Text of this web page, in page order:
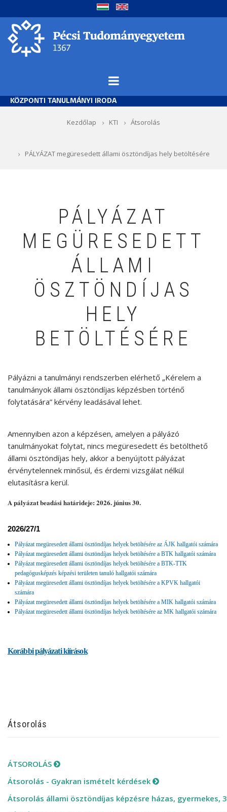
a
tartalomra
KÖZPONTI TANULMÁNYI IRODA
Kezdőlap KTI Átsorolás
PÁLYÁZAT megüresedett állami ösztöndíjas hely betöltésére
PÁLYÁZAT
MEGÜRESEDETT
ÁLLAMI
ÖSZTÖNDÍJAS
HELY
BETÖLTÉSÉRE
Pályázni a tanulmányi rendszerben elérhető „Kérelem a
tanulmányok állami ösztöndíjas képzésben történő
folytatására” kérvény leadásával lehet.
Amennyiben azon a képzésen, amelyen a pályázó
tanulmányokat folytat, nincs megüresedett és betölthető
állami ösztöndíjas hely, akkor a benyújtott pályázat
érvénytelennek minősül, és érdemi vizsgálat nélkül
elutasításra kerül.
A pályázat beadási határideje: 2026. június 30.
2026/27/1
Pályázat megüresedett állami ösztöndíjas helyek betöltésére az ÁJK hallgatói számára
Pályázat megüresedett állami ösztöndíjas helyek betöltésére a BTK hallgatói számára
Pályázat megüresedett állami ösztöndíjas helyek betöltésére a BTK-TTK
pedagógusképzés képzési területen tanuló hallgatói számára
Pályázat megüresedett állami ösztöndíjas helyek betöltésére a KPVK hallgatói
számára
Pályázat megüresedett állami ösztöndíjas helyek betöltésére a MIK hallgatói számára
Pályázat megüresedett állami ösztöndíjas helyek betöltésére az MK hallgatói számára
Korábbi pályázati kiírások
Átsorolás
ÁTSOROLÁS
Átsorolás - Gyakran ismételt kérdések
Átsorolás állami ösztöndíjas képzésre házas,